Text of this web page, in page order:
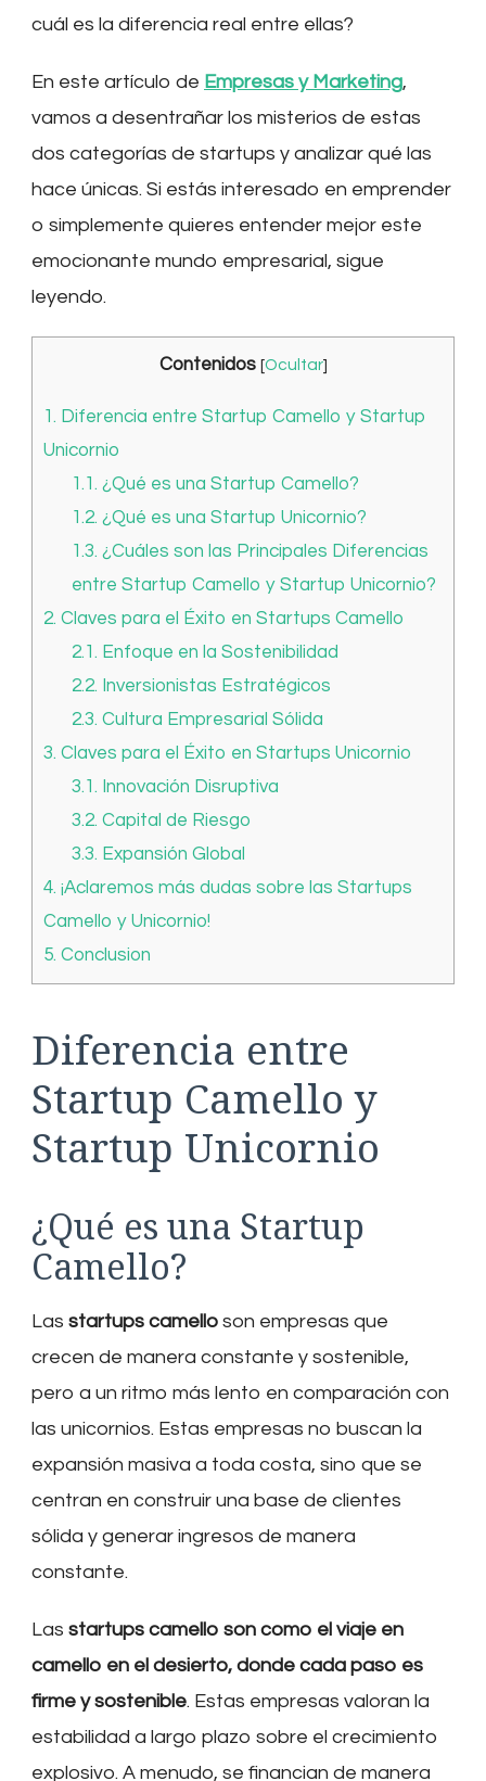
cuál es la diferencia real entre ellas?
En este artículo de Empresas y Marketing,
vamos a desentrañar los misterios de estas
dos categorías de startups y analizar qué las
hace únicas. Si estás interesado en emprender
o simplemente quieres entender mejor este
emocionante mundo empresarial, sigue
leyendo.
Contenidos [Ocultar]
1. Diferencia entre Startup Camello y Startup
Unicornio
1.1. ¿Qué es una Startup Camello?
1.2. ¿Qué es una Startup Unicornio?
1.3. ¿Cuáles son las Principales Diferencias
entre Startup Camello y Startup Unicornio?
2. Claves para el Éxito en Startups Camello
2.1. Enfoque en la Sostenibilidad
2.2. Inversionistas Estratégicos
2.3. Cultura Empresarial Sólida
3. Claves para el Éxito en Startups Unicornio
3.1. Innovación Disruptiva
3.2. Capital de Riesgo
3.3. Expansión Global
4. ¡Aclaremos más dudas sobre las Startups
Camello y Unicornio!
5. Conclusion
Diferencia entre
Startup Camello y
Startup Unicornio
¿Qué es una Startup
Camello?
Las startups camello son empresas que
crecen de manera constante y sostenible,
pero a un ritmo más lento en comparación con
las unicornios. Estas empresas no buscan la
expansión masiva a toda costa, sino que se
centran en construir una base de clientes
sólida y generar ingresos de manera
constante.
Las startups camello son como el viaje en
camello en el desierto, donde cada paso es
firme y sostenible. Estas empresas valoran la
estabilidad a largo plazo sobre el crecimiento
explosivo. A menudo, se financian de manera